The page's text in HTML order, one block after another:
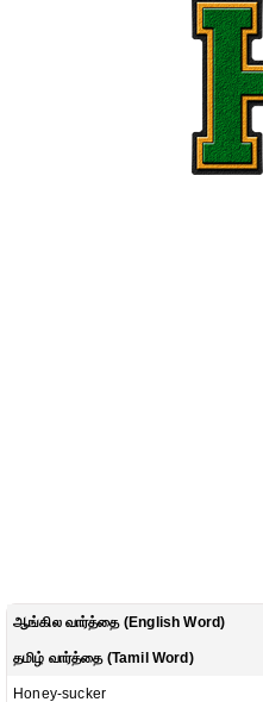
ஆங்கில வார்த்தை (English Word)
தமிழ் வார்த்தை (Tamil Word)
Honey-sucker